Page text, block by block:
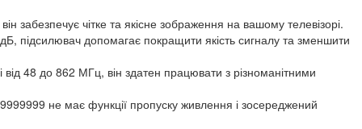
забезпечує чітке та якісне зображення на вашому телевізорі.
підсилювач допомагає покращити якість сигналу та зменшити
від 48 до 862 МГц, він здатен працювати з різноманітними
не має функції пропуску живлення і зосереджений